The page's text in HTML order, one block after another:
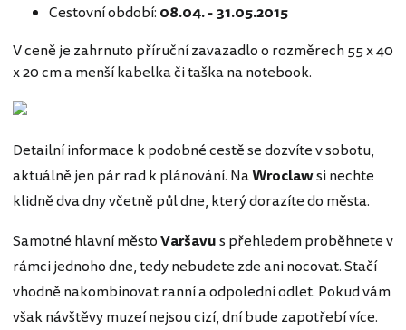
Cestovní období: 08.04. - 31.05.2015
V ceně je zahrnuto příruční zavazadlo o rozměrech 55 x 40
x 20 cm a menší kabelka či taška na notebook.
Detailní informace k podobné cestě se dozvíte v sobotu,
aktuálně jen pár rad k plánování. NaWroclawsi nechte
klidně dva dny včetně půl dne, který dorazíte do města.
Samotné hlavní městoVaršavus přehledem proběhnete v
rámci jednoho dne, tedy nebudete zde ani nocovat. Stačí
vhodně nakombinovat ranní a odpolední odlet. Pokud vám
však návštěvy muzeí nejsou cizí, dní bude zapotřebí více.